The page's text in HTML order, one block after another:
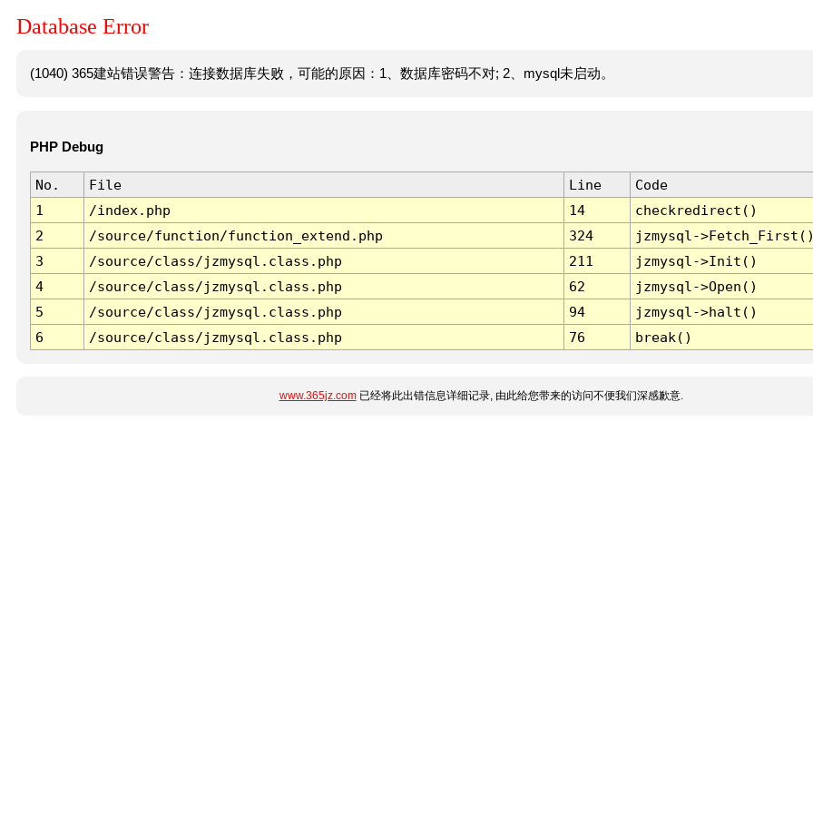
Database Error
(1040) 365建站错误警告：连接数据库失败，可能的原因：1、数据库密码不对; 2、mysql未启动。
PHP Debug
No. File Line
Code
1
/index.php 14
checkredirect()
2
/source/function/function_extend.php 324
jzmysql-
3
/source/class/jzmysql.class.php 211
jzmysql->Init()
4
/source/class/jzmysql.class.php 62
jzmysql->Open()
5
/source/class/jzmysql.class.php 94
jzmysql->halt()
6
/source/class/jzmysql.class.php 76 break()
www.365jz.com已经将此出错信息详细记录, 由此给您带来的访问不便我们深感歉意.